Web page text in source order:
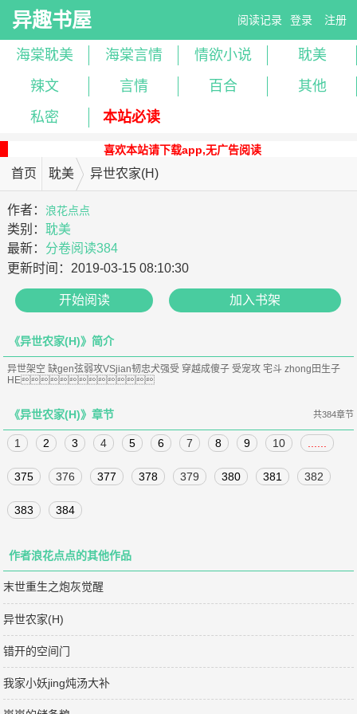
异趣书屋 阅读记录 登录 注册
海棠耽美 海棠言情 情欲小说
耽美
辣文
言情 百合
其他
私密
本站必读
喜欢本站请下载app,无广告阅读
首页 耽美 异世农家(H)
作者： 浪花点点
类别：耽美
最新： 分卷阅读384
更新时间： 2019-03-15 08:10:30
开始阅读 加入书架
《异世农家(H)》简介
异世架空 缺gen弦弱攻VSjian韧忠犬强受 穿越成傻子 受宠攻 宅斗 zhong田生子
HE
《异世农家(H)》章节 共384章节
1 2 3 4 5 6 7 8 9 10
375 376 377 378 379 380 381 382
383 384
作者浪花点点的其他作品
末世重生之炮灰觉醒
异世农家(H)
错开的空间门
我家小妖jing炖汤大补